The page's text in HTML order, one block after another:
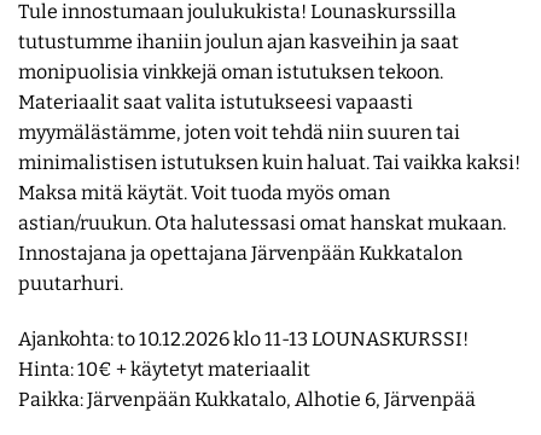
Tule innostumaan joulukukista! Lounaskurssilla
tutustumme ihaniin joulun ajan kasveihin ja saat
monipuolisia vinkkejä oman istutuksen tekoon.
Materiaalit saat valita istutukseesi vapaasti
myymälästämme, joten voit tehdä niin suuren tai
minimalistisen istutuksen kuin haluat. Tai vaikka kaksi!
Maksa mitä käytät. Voit tuoda myös oman
astian/ruukun. Ota halutessasi omat hanskat mukaan.
Innostajana ja opettajana Järvenpään Kukkatalon
puutarhuri.
Ajankohta: to 10.12.2026 klo 11-13 LOUNASKURSSI!
Hinta: 10€ + käytetyt materiaalit
Paikka: Järvenpään Kukkatalo, Alhotie 6, Järvenpää